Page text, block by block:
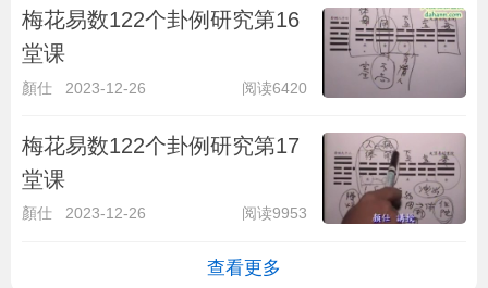
梅花易数122个卦例研究第16
堂课
顏仕 2023-12-26 阅读6420
梅花易数122个卦例研究第17
堂课
顏仕 2023-12-26 阅读9953
查看更多